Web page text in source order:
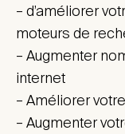
– d’améliorer
moteurs de
– Augmenter
internet
– Améliorer
– Augmenter